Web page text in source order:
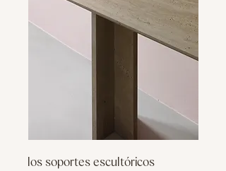
los soportes escultóricos